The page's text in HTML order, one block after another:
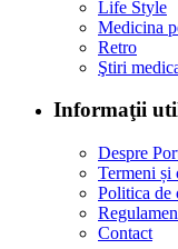
Life Style
Medicina
Retro
Ştiri
Informaţii
Despre
Termeni și
Politica de
Contact